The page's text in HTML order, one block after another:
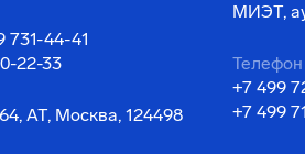
731-44-41
22-33
АТ, Москва, 124498
МИЭТ,
Телефон
+7 499
+7 499